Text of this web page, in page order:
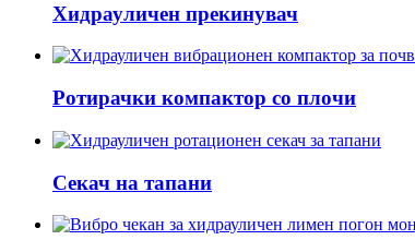
Хидрауличен прекинувач
Ротирачки компактор со плочи
Секач на тапани